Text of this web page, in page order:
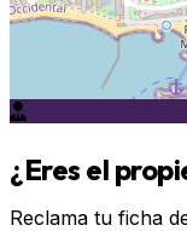
¿Eres el
Reclama tu ficha